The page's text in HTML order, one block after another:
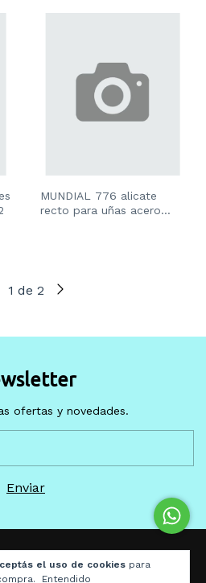
el uso de cookies para
Entendido
MUNDIAL 776 alicate
recto para uñas acero
1 de 2
ofertas y novedades.